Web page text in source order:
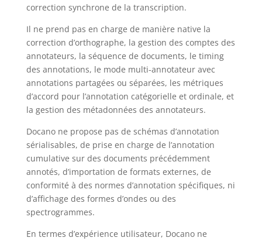
correction synchrone de la transcription.
Il ne prend pas en charge de manière native la
correction d’orthographe, la gestion des comptes des
annotateurs, la séquence de documents, le timing
des annotations, le mode multi-annotateur avec
annotations partagées ou séparées, les métriques
d’accord pour l’annotation catégorielle et ordinale, et
la gestion des métadonnées des annotateurs.
Docano ne propose pas de schémas d’annotation
sérialisables, de prise en charge de l’annotation
cumulative sur des documents précédemment
annotés, d’importation de formats externes, de
conformité à des normes d’annotation spécifiques, ni
d’affichage des formes d’ondes ou des
spectrogrammes.
En termes d’expérience utilisateur, Docano ne